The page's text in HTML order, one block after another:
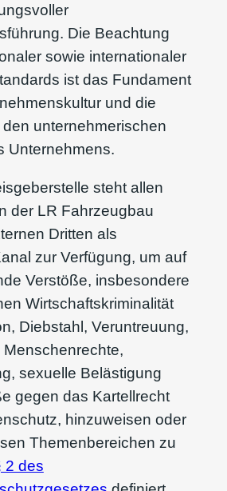
Die Beachtung
sowie internationaler
ist das Fundament
und die
unternehmerischen
Unternehmens.
steht allen
der LR Fahrzeugbau
Dritten als
zur Verfügung, um auf
Verstöße, insbesondere
Wirtschaftskriminalität
Diebstahl, Veruntreuung,
sexuelle Belästigung
gegen das Kartellrecht
hinzuweisen oder
Themenbereichen zu
2 des